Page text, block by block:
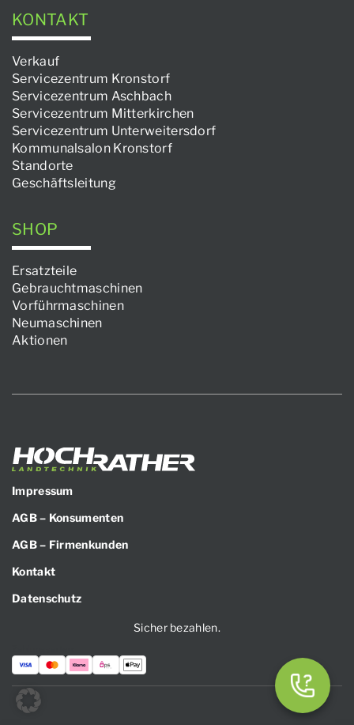
KONTAKT
Verkauf
Servicezentrum Kronstorf
Servicezentrum Aschbach
Servicezentrum Mitterkirchen
Servicezentrum Unterweitersdorf
Kommunalsalon Kronstorf
Standorte
Geschäftsleitung
SHOP
Ersatzteile
Gebrauchtmaschinen
Vorführmaschinen
Neumaschinen
Aktionen
Impressum
AGB – Konsumenten
AGB – Firmenkunden
Kontakt
Datenschutz
Sicher bezahlen.